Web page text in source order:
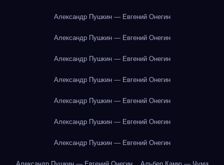
Александр Пушкин — Евгений Онегин
Александр Пушкин — Евгений Онегин
Александр Пушкин — Евгений Онегин
Александр Пушкин — Евгений Онегин
Александр Пушкин — Евгений Онегин
Александр Пушкин — Евгений Онегин
Александр Пушкин — Евгений Онегин